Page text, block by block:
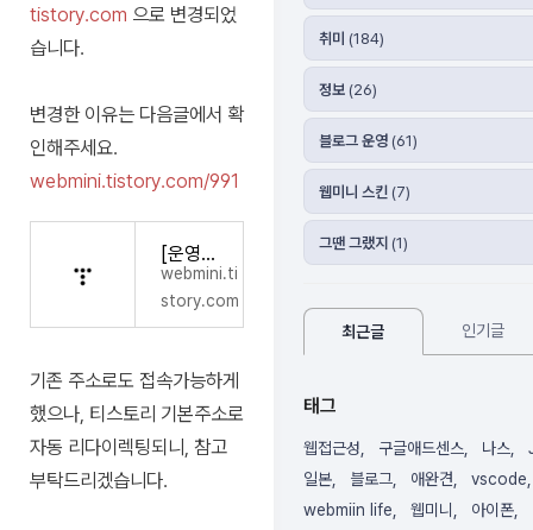
V
상
녹
화
림,
사
및
배
송
이
빗
한
보
관,
tistory.com 으로 변경되었
습니다.
변경한 이유는 다음글에서 확
인해주세요.
webmini.tistory.com/991
[운영일지]티스토리 블로그 2차 도메인 주소 변경시 페이지 주소 유실 문제해결
webmini.ti
story.com
기존 주소로도 접속가능하게
했으나, 티스토리 기본주소로
자동 리다이렉팅되니, 참고
부탁드리겠습니다.
취미 (184)
정보 (26)
블로그 운영 (61)
웹미니 스킨 (7)
그땐 그랬지 (1)
최근글 인기글
태그
웹접근성 구글애드센스 나스
일본
블로그 애완견
vscode
webmiin life
웹미니 아이폰